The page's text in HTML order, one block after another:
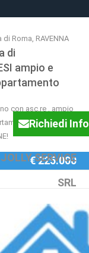
Roma, RAVENNA
di
ampio e
con asc.re , ampio
con 3 letto ,2
Richiedi Info
SERVICE
SRL
€ 225.000